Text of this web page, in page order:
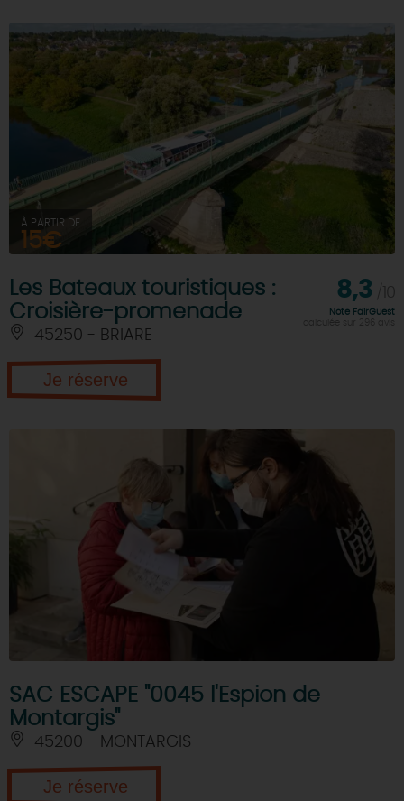
DEMAIN
CE WEEK-END
CETTE SEMAINE
TOUT L'AGENDA
À PARTIR DE
15€
Les Bateaux touristiques :
Croisière-promenade
45250 - BRIARE
8,3
Note FairGuest
calculée sur 296 avis
Je réserve
SAC ESCAPE "0045 l'Espion de
Montargis"
45200 - MONTARGIS
Je réserve